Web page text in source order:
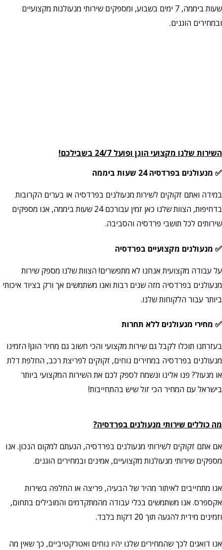
שעות ביממה, 7 ימים בשבוע, ומספקים שירותי מנעולנות מקצועיים
ובמחירים הוגנים.
השירות שלנו מקצועי הוגן ופועל 24/7 בשבילכם!
✅ מנעולנים בפרדסיה 24 שעות ביממה
במידה ואתם זקוקים לשירות מנעולנים בפרדסיה או בערים הקרובות
בדחיפות, הצוות שלנו כאן זמין עבורכם 24 שעות ביממה, אנו מספקים
שירותים לכל תושבי פרדסיה והסביבה.
✅ מנעולנים מקצועיים בפרדסיה
על עבודה מקצועית אנחנו לא מתפשרים! הצוות שלנו מספק שירות
מנעולנים בפרדסיה מזה שנים רבות ואנו משתמשים אך ורק בציוד איכותי
ביותר עבור הלקוחות שלנו.
✅ מחירי מנעולנים ללא תחרות
בעזרתנו תוכלו לקבל גם שירות מקצועי והכי חשוב גם מחיר הוגן! הזמינו
מנעולנים בפרדסיה במחירים נוחים, זקוקים לפריצת רכב, החלפת דלת
או מנעול? פנו אלינו ונשמח לספק לכם את השירות המקצועי ביותר
בישראל עם המחיר הכי זול שיש בהתחייבות!
מה כוללים שירותי מנעולנים בפרדסיה?
אם אתם זקוקים לשירותי מנעולנים בפרדסיה, הגעתם למקום הנכון. אנו
מספקים שירותי מנעולנות מקצועיים, אמינים ובמחירים הוגנים.
אנו מתחייבים לאיתור מהיר של הבעיה, פריצה או החלפה בשירות
אקספרס. אנו משתמשים בכלי עבודה מהמתקדמים והמובילים בתחום,
וזמינים מידית להגעה תוך 20 דקות בלבד.
אנו דואגים לכך שהמחירים שלנו יהיו נוחים ואטרקטיביים, כך שאין מה